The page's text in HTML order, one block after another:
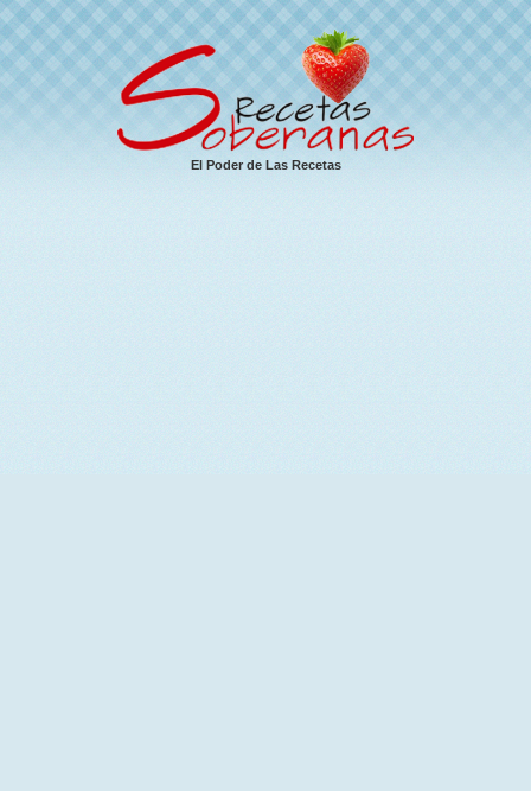
El Poder de Las Recetas